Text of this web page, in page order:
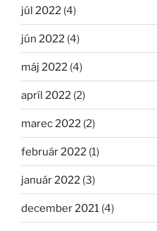
júl 2022 (4)
jún 2022 (4)
máj 2022 (4)
apríl 2022 (2)
marec 2022 (2)
február 2022 (1)
január 2022 (3)
december 2021 (4)